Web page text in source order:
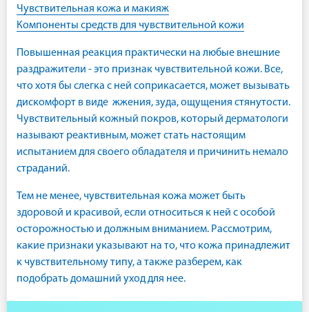
Чувствительная кожа и макияж
Компоненты средств для чувствительной кожи
Повышенная реакция практически на любые внешние
раздражители - это признак чувствительной кожи. Все,
что хотя бы слегка с ней соприкасается, может вызывать
дискомфорт в виде жжения, зуда, ощущения стянутости.
Чувствительный кожный покров, который дерматологи
называют реактивным, может стать настоящим
испытанием для своего обладателя и причинить немало
страданий.
Тем не менее, чувствительная кожа может быть
здоровой и красивой, если относиться к ней с особой
осторожностью и должным вниманием. Рассмотрим,
какие признаки указывают на то, что кожа принадлежит
к чувствительному типу, а также разберем, как
подобрать домашний уход для нее.